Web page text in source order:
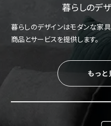
暮らしのデ
暮らしのデザインはモダンな家
商品とサービスを提供します。
もっと